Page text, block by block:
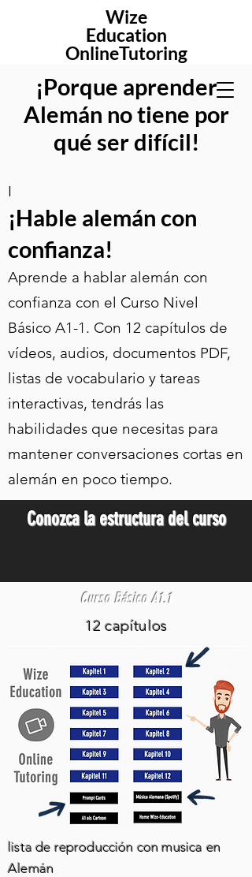
Wize
Education
OnlineTutoring
¡Porque aprender
Alemán no tiene por
qué ser difícil!
I
¡Hable alemán con
confianza!
Aprende a hablar alemán con
confianza con el Curso Nivel
Básico A1-1. Con 12 capítulos de
vídeos, audios, documentos PDF,
listas de vocabulario y tareas
interactivas, tendrás las
habilidades que necesitas para
mantener conversaciones cortas en
alemán en poco tiempo.
Conozca la estructura del curso
Curso Básico A1.1
12 capítulos
lista de reproducción con musica en
Alemán